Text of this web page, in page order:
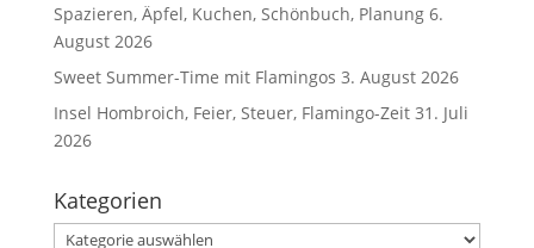
Spazieren, Äpfel, Kuchen, Schönbuch, Planung 6.
August 2026
Sweet Summer-Time mit Flamingos 3. August 2026
Insel Hombroich, Feier, Steuer, Flamingo-Zeit 31. Juli
2026
Kategorien
Kategorien